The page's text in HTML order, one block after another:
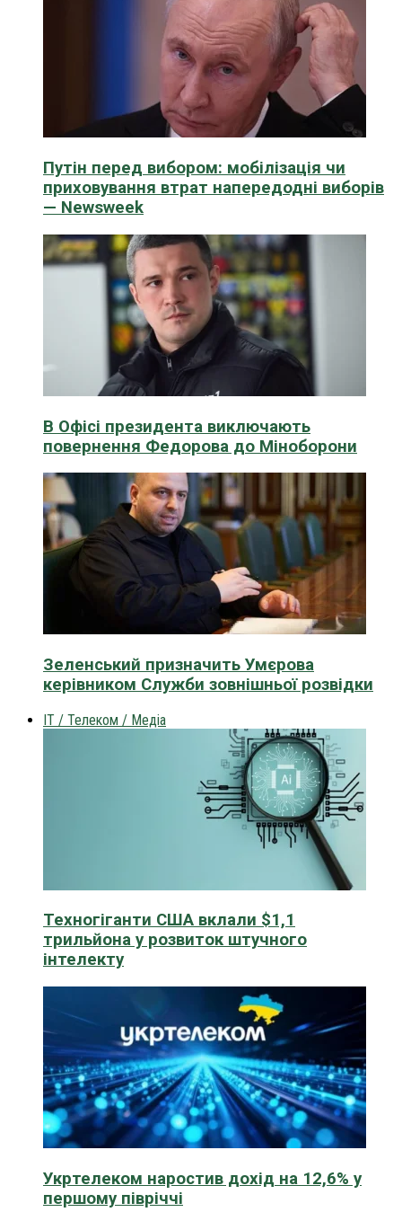
Путін перед вибором: мобілізація чи
приховування втрат напередодні виборів
— Newsweek
В Офісі президента виключають
повернення Федорова до Міноборони
Зеленський призначить Умєрова
керівником Служби зовнішньої розвідки
IT / Телеком / Медіа
Техногіганти США вклали $1,1
трильйона у розвиток штучного
інтелекту
Укртелеком наростив дохід на 12,6% у
першому півріччі